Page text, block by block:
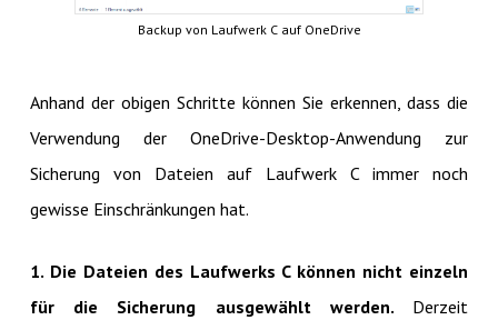
Backup von Laufwerk C auf OneDrive
Anhand der obigen Schritte können Sie erkennen, dass die
Verwendung der OneDrive-Desktop-Anwendung zur
Sicherung von Dateien auf Laufwerk C immer noch
gewisse Einschränkungen hat.
1. Die Dateien des Laufwerks C können nicht einzeln
für die Sicherung ausgewählt werden. Derzeit